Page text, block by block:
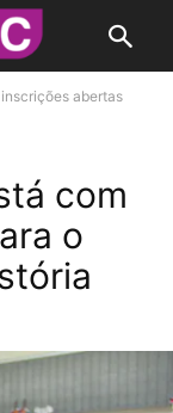
abertas
com
o